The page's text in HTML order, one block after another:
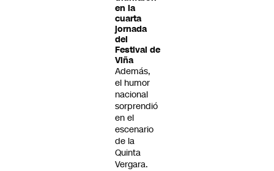
en la
cuarta
jornada
del
Festival de
Viña
Además,
el humor
nacional
sorprendió
en el
escenario
de la
Quinta
Vergara.